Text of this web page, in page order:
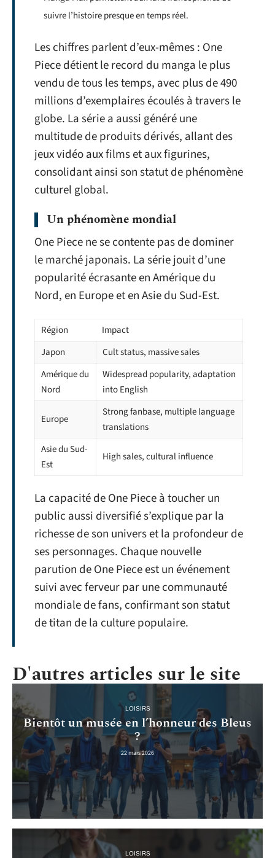
suivre l’histoire presque en temps réel.
Les chiffres parlent d’eux-mêmes : One
Piece détient le record du manga le plus
vendu de tous les temps, avec plus de 490
millions d’exemplaires écoulés à travers le
globe. La série a aussi généré une
multitude de produits dérivés, allant des
jeux vidéo aux films et aux figurines,
consolidant ainsi son statut de phénomène
culturel global.
Un phénomène mondial
One Piece ne se contente pas de dominer
le marché japonais. La série jouit d’une
popularité écrasante en Amérique du
Nord, en Europe et en Asie du Sud-Est.
Région
Impact
Japon
Cult status, massive sales
Amérique du
Nord
Widespread popularity, adaptation
into English
Europe
Strong fanbase, multiple language
translations
Asie du Sud-
Est
High sales, cultural influence
La capacité de One Piece à toucher un
public aussi diversifié s’explique par la
richesse de son univers et la profondeur de
ses personnages. Chaque nouvelle
parution de One Piece est un événement
suivi avec ferveur par une communauté
mondiale de fans, confirmant son statut
de titan de la culture populaire.
D'autres articles sur le site
LOISIRS
Bientôt un musée en l’honneur des Bleus
?
22 mars 2026
LOISIRS